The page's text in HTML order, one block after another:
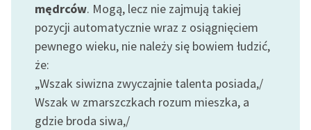
mędrców. Mogą, lecz nie zajmują takiej
pozycji automatycznie wraz z osiągnięciem
pewnego wieku, nie należy się bowiem łudzić,
że:
„Wszak siwizna zwyczajnie talenta posiada,/
Wszak w zmarszczkach rozum mieszka, a
gdzie broda siwa,/